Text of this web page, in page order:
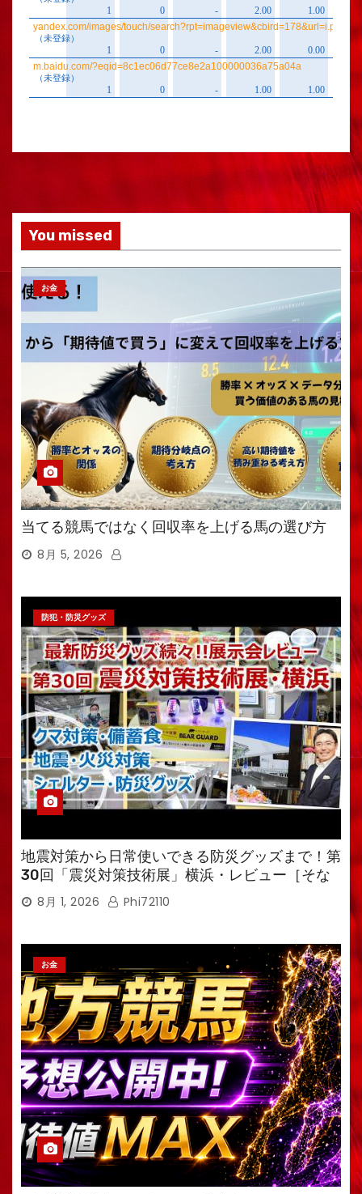
You missed
お金
当てる競馬ではなく回収率を上げる馬の選び方
8月 5, 2026
防犯・防災グッズ
地震対策から日常使いできる防災グッズまで！第
30回「震災対策技術展」横浜・レビュー［そな
えるTV・高荷智也］
8月 1, 2026 Phi72110
お金